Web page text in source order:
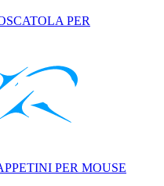
SCATOLA PER
PER MOUSE